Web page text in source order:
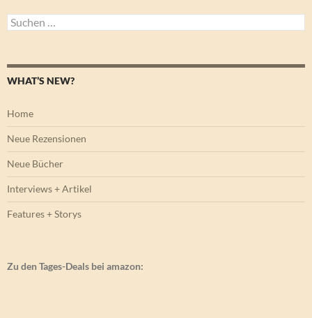
Suchen
nach:
WHAT’S NEW?
Home
Neue Rezensionen
Neue Bücher
Interviews + Artikel
Features + Storys
Zu den Tages-Deals bei amazon: